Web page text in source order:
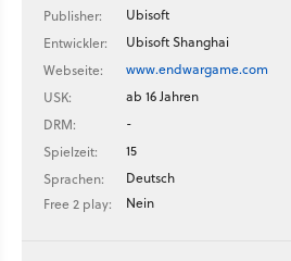
Publisher:
Ubisoft
Entwickler:
Ubisoft Shanghai
Webseite:
www.endwargame.com
USK:
ab 16 Jahren
DRM:
-
Spielzeit:
15
Sprachen:
Deutsch
Free 2 play:
Nein